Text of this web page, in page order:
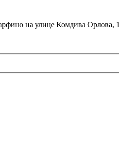
на улице Комдива Орлова, 1